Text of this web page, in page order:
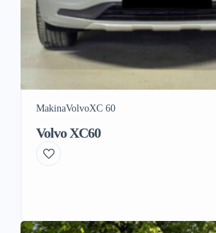
MakinaVolvoXC 60
Volvo XC60